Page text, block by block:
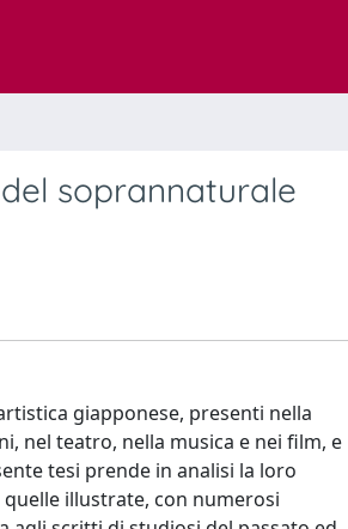
soprannaturale
giapponese, presenti nella
nel teatro, nella musica e nei film, e
tesi prende in analisi la loro
illustrate, con numerosi